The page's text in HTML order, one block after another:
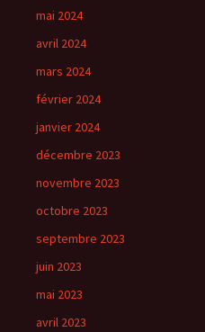
mai 2024
avril 2024
mars 2024
février 2024
janvier 2024
décembre 2023
novembre 2023
octobre 2023
septembre 2023
juin 2023
mai 2023
avril 2023